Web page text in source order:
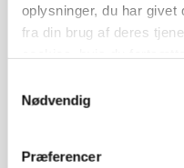
oplysninger, du har givet
fra din brug af deres
Nødvendig
Præferencer
PLANTER
Før såmaskinen